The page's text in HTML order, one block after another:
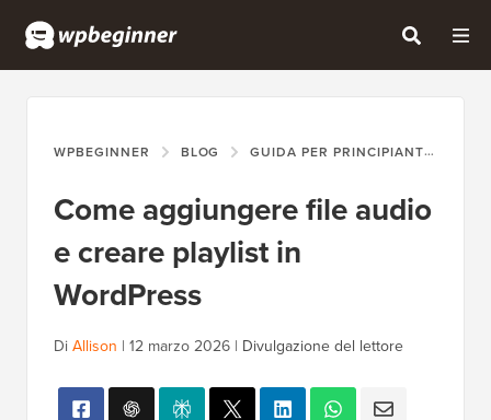
WPBEGINNER BLOG GUIDA PER PRINCIPIANTI
Come aggiungere file audio
e creare playlist in
WordPress
DiAllison | 12 marzo 2026 | Divulgazione del lettore